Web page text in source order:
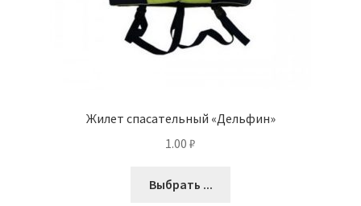
Жилет спасательный «Дельфин»
1.00 ₽
Выбрать ...